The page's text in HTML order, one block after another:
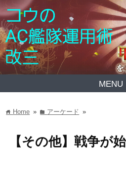
MENU
home Home » folder アーケード »
【その他】戦争が